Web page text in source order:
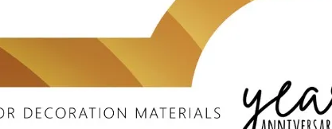
著劑，只需要螺絲釘、釘槍即可完成壁板裝飾。
、門廊柱子，護牆板、女兒牆、室內壁爐裝飾、電視牆、玄關面